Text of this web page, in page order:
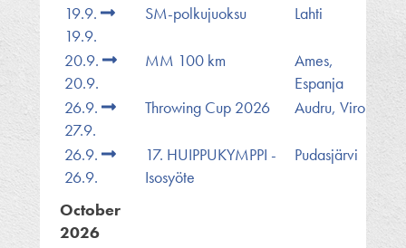
19.9.
19.9.
SM-polkujuoksu Lahti
20.9.
20.9.
MM 100 km
Ames,
Espanja
26.9.
27.9.
Throwing Cup 2026 Audru, Viro
26.9.
26.9.
17. HUIPPUKYMPPI -
Isosyöte
Pudasjärvi
October
2026